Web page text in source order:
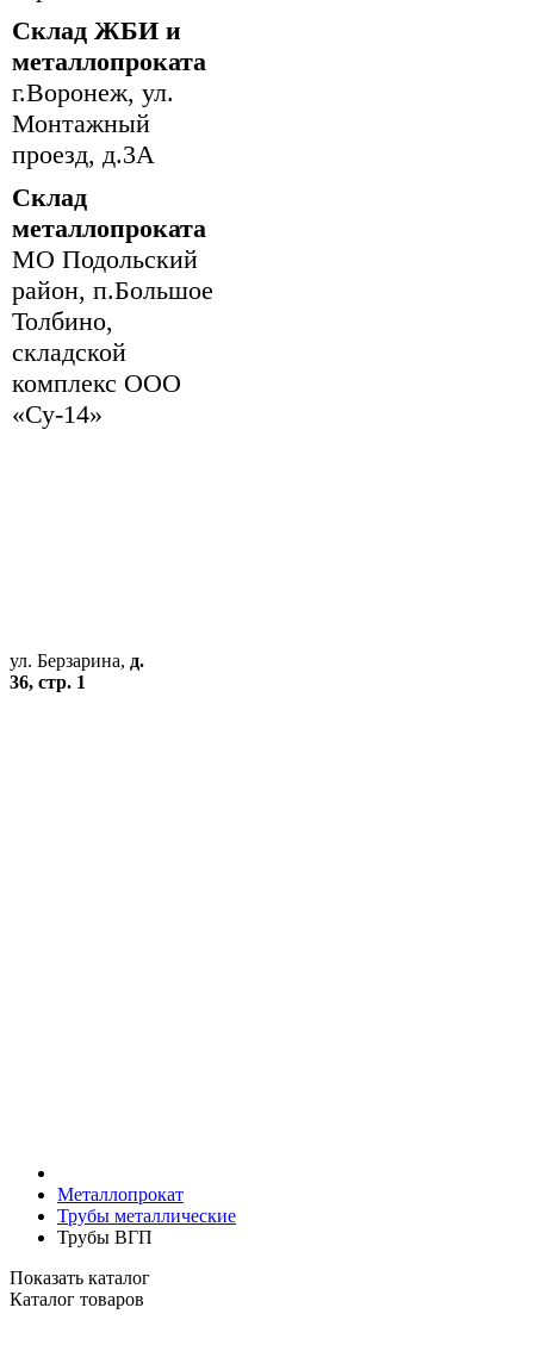
Склад ЖБИ и
металлопроката
г.Воронеж, ул.
Монтажный
проезд, д.3А
Склад
металлопроката
МО Подольский
район, п.Большое
Толбино,
складской
комплекс ООО
«Су-14»
ул. Берзарина, д.
36, стр. 1
Металлопрокат
Трубы металлические
Трубы ВГП
Показать каталог
Каталог товаров